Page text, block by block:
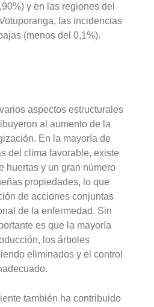
y en las regiones del
las incidencias
(menos del 0,1%).
aspectos estructurales
al aumento de la
En la mayoría de
del clima favorable, existe
huertas y un gran número
propiedades, lo que
de acciones conjuntas
de la enfermedad. Sin
es que la mayoría
los árboles
eliminados y el control
también ha contribuido